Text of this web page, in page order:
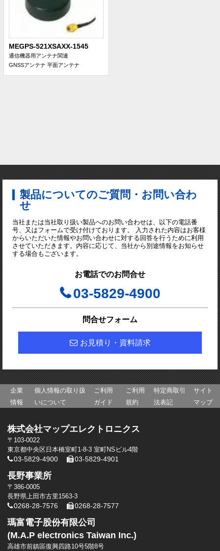
MEGPS-521XSAXX-1545
通信機器用アンテナ関連
GNSSアンテナ 平面アンテナ
製品についてのご質問・お問い合わ
せ
当社または当社取り扱い製品へのお問い合わせは、以下の電話番
号、又はフォームで受け付けております。 入力された内容はお客様
からいただいた情報やお問い合わせに対する回答を行うために利用
させていただきます。内容に応じて、当社から別途情報をお知らせ
する場合もございます。
お電話でのお問合せ
03-5829-4900
問合せフォーム
お見積り・資料請求
企業
情報
個人情報の取り扱
いについて
ご利用
ガイド
ご利用
規約
特定商取引
法表記
サイト
マップ
株式会社マップエレクトロニクス
〒103-0022
東京都中央区日本橋室町1-8-3 室町NSビル4階
03-5829-4900 03-5829-4901
長野事業所
〒386-0005
長野県上田市古里1563-3
0268-28-7576 0268-28-7577
瑪富電子股份有限公司
(M.A.P electronics Taiwan Inc.)
高雄市前鎮區復興四路10号5階8号